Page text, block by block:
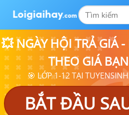
💥 NGÀY HỘI TRẢ GIÁ
THEO GIÁ
🎯 LỚP 1-12 TẠI
BẮT ĐẦU